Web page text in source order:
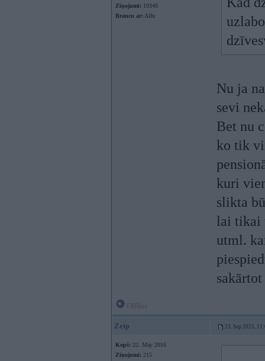
Ziņojumi: 10348
Braucu ar: Alfu
Nu ja
sevi
Bet nu
ko tik
kuri
slikta
lai tikai
utml.
Zeip 23. Sep 2025,
Kopš: 22. May 2016
Ziņojumi: 215